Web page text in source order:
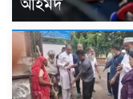
আহমদ